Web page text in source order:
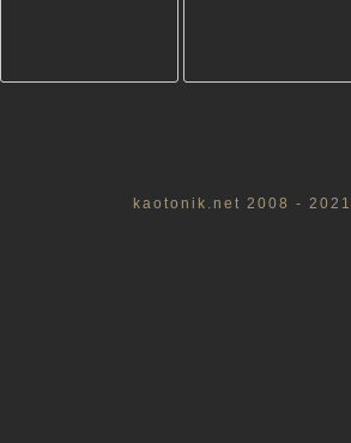
kaotonik.net 2008 - 2021